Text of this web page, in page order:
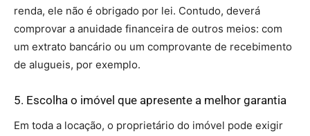
renda, ele não é obrigado por lei. Contudo, deverá
comprovar a anuidade financeira de outros meios: com
um extrato bancário ou um comprovante de recebimento
de alugueis, por exemplo.
5. Escolha o imóvel que apresente a melhor garantia
Em toda a locação, o proprietário do imóvel pode exigir